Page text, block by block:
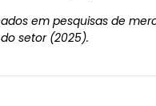
em pesquisas de
setor (2025).